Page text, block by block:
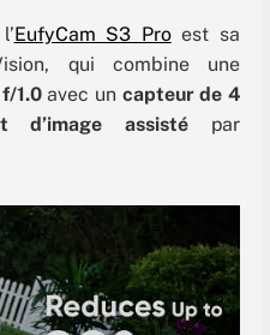
EufyCam S3 Proest sa
qui combine une
1.0avec un capteur de 4
d’image assisté par